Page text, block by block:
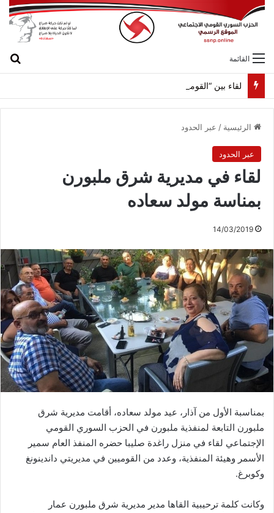
القائمة
الرئيسية / عبر الحدود
عبر الحدود
لقاء في مديرية شرق ملبورن
بمناسة مولد سعاده
14/03/2019
بمناسبة الأول من آذار، عيد مولد سعاده، أقامت مديرية شرق
ملبورن التابعة لمنفذية ملبورن في الحزب السوري القومي
الإجتماعي لقاء في منزل راغدة صليبا حضره المنفذ العام سمير
الأسمر وهيئة المنفذية، وعدد من القوميين في مديريتي داندينونغ
وكوبرغ.
وكانت كلمة ترحيبية القاها مدير مديرية شرق ملبورن عمار